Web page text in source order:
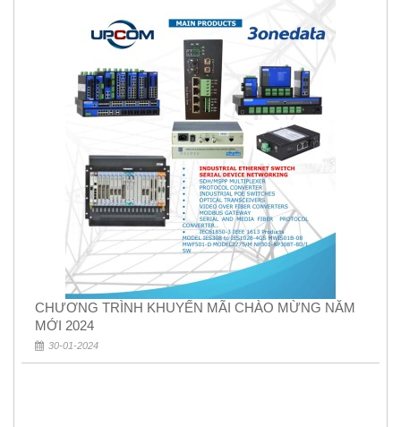
CHƯƠNG TRÌNH KHUYẾN MÃI CHÀO MỪNG NĂM
MỚI 2024
30-01-2024